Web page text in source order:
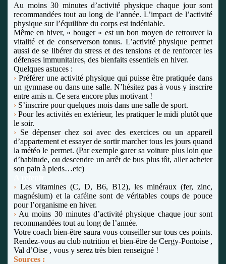
Au moins 30 minutes d’activité physique chaque jour sont
recommandées tout au long de l’année. L’impact de l’activité
physique sur l’équilibre du corps est indéniable.
Même en hiver, « bouger » est un bon moyen de retrouver la
vitalité et de conserverson tonus. L’activité physique permet
aussi de se libérer du stress et des tensions et de renforcer les
défenses immunitaires, des bienfaits essentiels en hiver.
Quelques astuces :
› Préférer une activité physique qui puisse être pratiquée dans
un gymnase ou dans une salle. N’hésitez pas à vous y inscrire
entre amis n. Ce sera encore plus motivant !
› S’inscrire pour quelques mois dans une salle de sport.
›Pour les activités en extérieur, les pratiquer le midi plutôt que
le soir.
› Se dépenser chez soi avec des exercices ou un appareil
d’appartement et essayer de sortir marcher tous les jours quand
la météo le permet. (Par exemple garer sa voiture plus loin que
d’habitude, ou descendre un arrêt de bus plus tôt, aller acheter
son pain à pieds…etc)
› Les vitamines (C, D, B6, B12), les minéraux (fer, zinc,
magnésium) et la caféine sont de véritables coups de pouce
pour l’organisme en hiver.
› Au moins 30 minutes d’activité physique chaque joursont
recommandées tout au long de l’année.
Votre coach bien-être saura vous conseiller sur tous ces points.
Rendez-vous au club nutrition et bien-être de Cergy-Pontoise ,
Val d’Oise , vous y serez très bien renseigné !
Sources :